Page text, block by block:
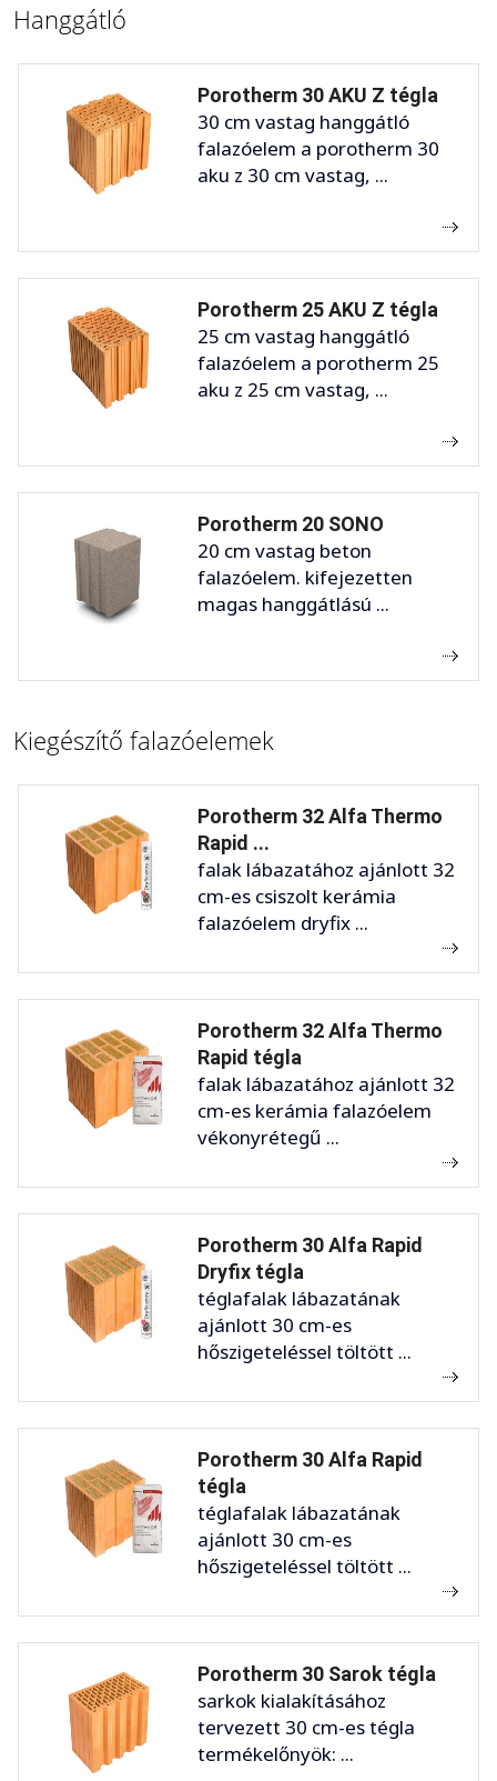
Hanggátló
Porotherm 30 AKU Z tégla
30 cm vastag hanggátló
falazóelem a porotherm 30
aku z 30 cm vastag, ...
Porotherm 25 AKU Z tégla
25 cm vastag hanggátló
falazóelem a porotherm 25
aku z 25 cm vastag, ...
Porotherm 20 SONO
20 cm vastag beton
falazóelem. kifejezetten
magas hanggátlású ...
Kiegészítő falazóelemek
Porotherm 32 Alfa Thermo
Rapid ...
falak lábazatához ajánlott 32
cm-es csiszolt kerámia
falazóelem dryfix ...
Porotherm 32 Alfa Thermo
Rapid tégla
falak lábazatához ajánlott 32
cm-es kerámia falazóelem
vékonyrétegű ...
Porotherm 30 Alfa Rapid
Dryfix tégla
téglafalak lábazatának
ajánlott 30 cm-es
hőszigeteléssel töltött ...
Porotherm 30 Alfa Rapid
tégla
téglafalak lábazatának
ajánlott 30 cm-es
hőszigeteléssel töltött ...
Porotherm 30 Sarok tégla
sarkok kialakításához
tervezett 30 cm-es tégla
termékelőnyök: ...